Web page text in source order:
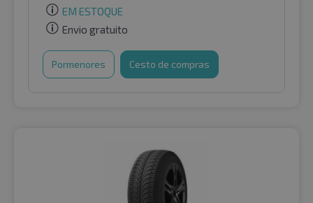
EM ESTOQUE
Envio gratuito
Pormenores Cesto de compras